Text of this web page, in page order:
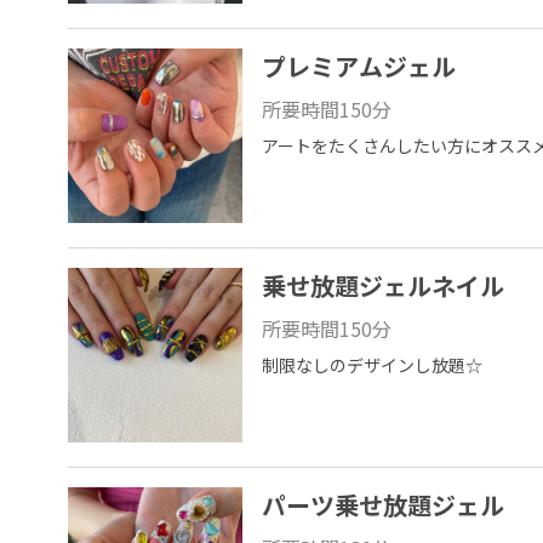
プレミアムジェル
所要時間150分
アートをたくさんしたい方にオスス
乗せ放題ジェルネイル
所要時間150分
制限なしのデザインし放題☆
パーツ乗せ放題ジェル